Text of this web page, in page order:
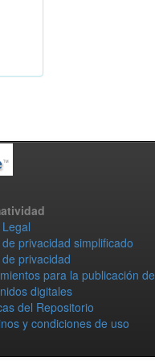
privacidad simplificado
privacidad
para la publicación de
digitales
del Repositorio
y condiciones de uso